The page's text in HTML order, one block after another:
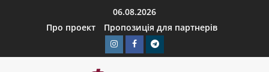
06.08.2026
Про проект
Пропозиція для партнерів